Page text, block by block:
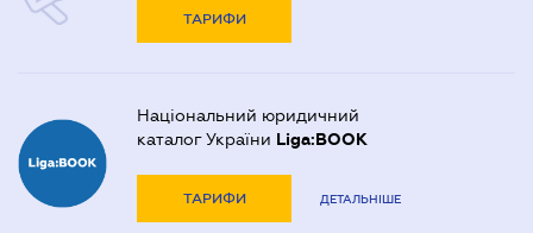
ТАРИФИ
Національний юридичний
каталог України Liga:BOOK
ТАРИФИ ДЕТАЛЬНІШЕ